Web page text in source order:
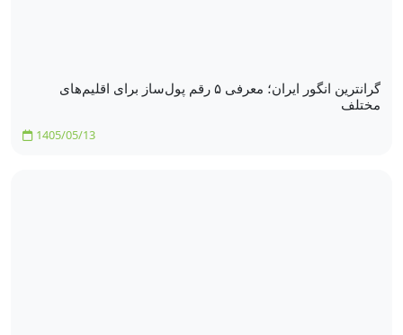
گرانترین انگور ایران؛ معرفی ۵ رقم پول‌ساز برای اقلیم‌های
مختلف
1405/05/13